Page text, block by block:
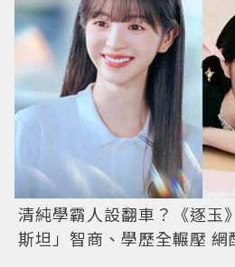
清純學霸人設翻車？《逐玉
斯坦」智商、學歷全輾壓 網